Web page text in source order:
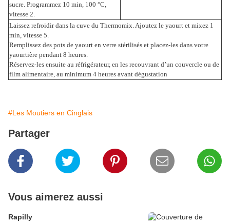
sucre. Programmez 10 min, 100 °C,
vitesse 2.
Laissez refroidir dans la cuve du Thermomix. Ajoutez le yaourt et mixez 1
min, vitesse 5.
Remplissez des pots de yaourt en verre stérilisés et placez-les dans votre
yaourtière pendant 8 heures.
Réservez-les ensuite au réfrigérateur, en les recouvrant d’un couvercle ou de
film alimentaire, au minimum 4 heures avant dégustation
#Les Moutiers en Cinglais
Partager
Vous aimerez aussi
Rapilly